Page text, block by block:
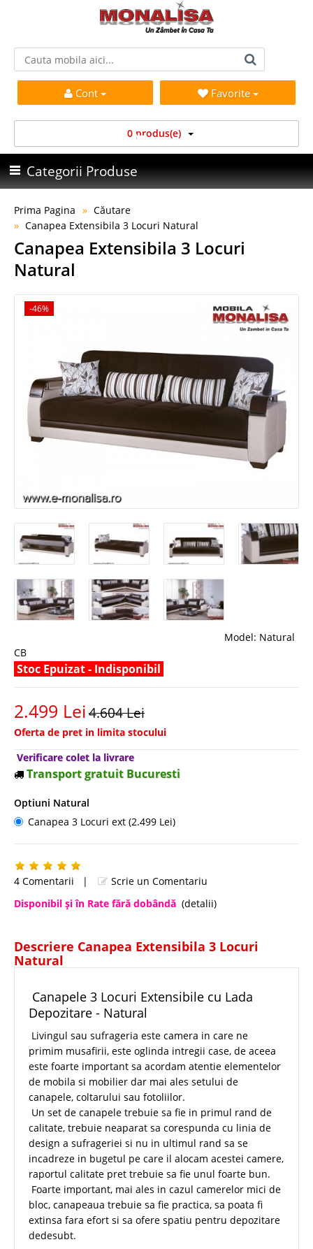
Cont Favorite
0 produs(e)
Categorii Produse
Prima Pagina
Căutare
Canapea Extensibila 3 Locuri Natural
Canapea Extensibila 3 Locuri
Natural
-46%
Model: Natural
CB
Stoc Epuizat - Indisponibil
2.499 Lei4.604 Lei
Oferta de pret in limita stocului
Verificare colet la livrare
Transport gratuit Bucuresti
Optiuni Natural
Canapea 3 Locuri ext (2.499 Lei)
4 Comentarii |
Scrie un Comentariu
Disponibil şi în Rate fără dobândă (detalii)
Descriere Canapea Extensibila 3 Locuri
Natural
Canapele 3 Locuri Extensibile cu Lada
Depozitare - Natural
Livingul sau sufrageria este camera in care ne
primim musafirii, este oglinda intregii case, de aceea
este foarte important sa acordam atentie elementelor
de mobila si mobilier dar mai ales setului de
canapele, coltarului sau fotoliilor.
Un set de canapele trebuie sa fie in primul rand de
calitate, trebuie neaparat sa corespunda cu linia de
design a sufrageriei si nu in ultimul rand sa se
incadreze in bugetul pe care il alocam acestei camere,
raportul calitate pret trebuie sa fie unul foarte bun.
Foarte important, mai ales in cazul camerelor mici de
bloc, canapeaua trebuie sa fie practica, sa poata fi
extinsa fara efort si sa ofere spatiu pentru depozitare
dedesubt.